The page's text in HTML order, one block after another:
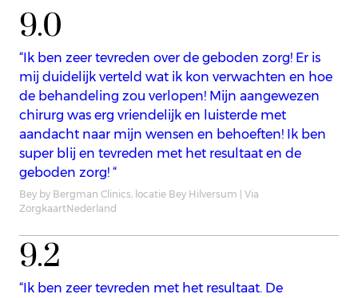
9.0
“Ik ben zeer tevreden over de geboden zorg! Er is
mij duidelijk verteld wat ik kon verwachten en hoe
de behandeling zou verlopen! Mijn aangewezen
chirurg was erg vriendelijk en luisterde met
aandacht naar mijn wensen en behoeften! Ik ben
super blij en tevreden met het resultaat en de
geboden zorg! “
Bey by Bergman Clinics, locatie Bey Hilversum | Via
ZorgkaartNederland
9.2
“Ik ben zeer tevreden met het resultaat. De